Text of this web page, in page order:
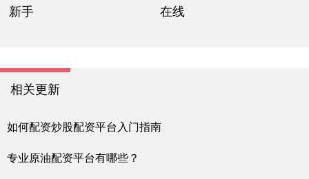
新手 在线
相关更新
如何配资炒股配资平台入门指南
专业原油配资平台有哪些？